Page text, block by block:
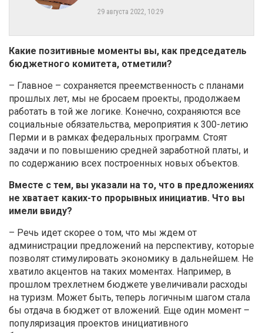
29 августа 2022, 10:29
Какие позитивные моменты вы, как председатель
бюджетного комитета, отметили?
– Главное – сохраняется преемственность с планами
прошлых лет, мы не бросаем проекты, продолжаем
работать в той же логике. Конечно, сохраняются все
социальные обязательства, мероприятия к 300-летию
Перми и в рамках федеральных программ. Стоят
задачи и по повышению средней заработной платы, и
по содержанию всех построенных новых объектов.
Вместе с тем, вы указали на то, что в предложениях
не хватает каких-то прорывных инициатив. Что вы
имели ввиду?
– Речь идет скорее о том, что мы ждем от
администрации предложений на перспективу, которые
позволят стимулировать экономику в дальнейшем. Не
хватило акцентов на таких моментах. Например, в
прошлом трехлетнем бюджете увеличивали расходы
на туризм. Может быть, теперь логичным шагом стала
бы отдача в бюджет от вложений. Еще один момент –
популяризация проектов инициативного